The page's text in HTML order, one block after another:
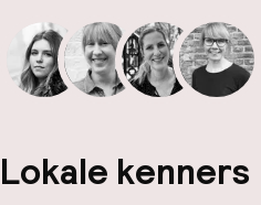
Lokale kenners